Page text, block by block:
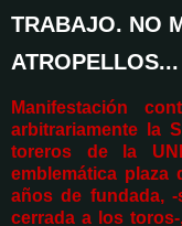
TRABAJO. NO
ATROPELLOS...
Manifestación
arbitrariamente la
toreros de la
emblemática plaza
años de fundada,
cerrada a los